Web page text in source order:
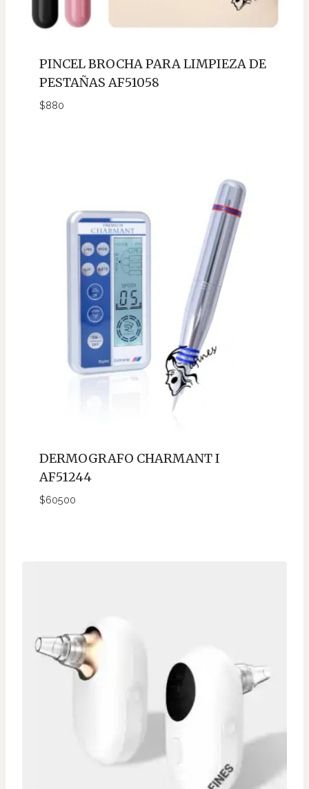
PINCEL BROCHA PARA LIMPIEZA DE
PESTAÑAS AF51058
$880
DERMOGRAFO CHARMANT I
AF51244
$60500